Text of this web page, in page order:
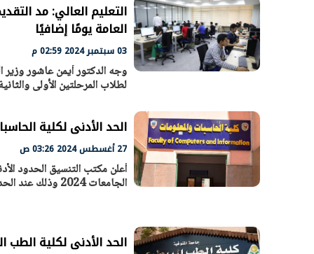
التعليم العالي: مد
العامة يومًا إضافيًا
03 سبتمبر 2024 02:59 م
وجه الدكتور أيمن عاشور وزير
لطلاب المرحلتين الأولى
الحد الأدنى لكلية
27 أغسطس 2024 03:26 ص
أعلن مكتب التنسيق الحدود
الجامعات 2024 وذلك عند الحد الأدنى 83.4% بمجموع درجات بلغ 342 درجة في الشعبة الرياضية.
الحد الأدنى لكلية الطب
الرئيس السيسي: تداعيات خطيرة على
استمرار الأزمة في الشرق الأوسط
30 مارس 2026 05:06 م
رئيس
بتنفيذ